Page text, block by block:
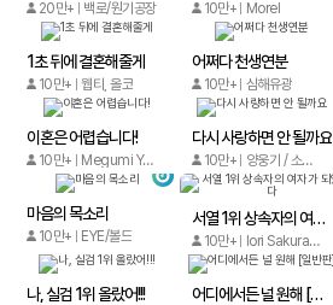
20만+ 백로/원기공장 10만+ Morel
1초 뒤에 결혼해줄게
10만+ 웹티, 올코
어쩌다 천생연분
10만+ 심해유광
이혼은 어렵습니다!
10만+ Megumi Yamaguchi
다시 사랑하면 안 될까요
10만+ 양웅기 / 소안쌤
마음의 목소리
10만+ EYE/볼드
서열 1위 상속자의 여자가 되었다
10만+ Iori Sakura/Betey Nanasato
나, 실검 1위 올랐어!!! 어디에서든 널 원해 [일반판]